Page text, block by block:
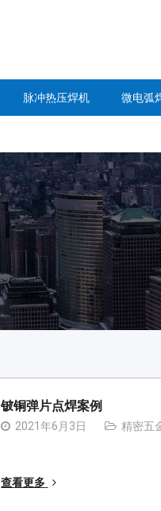
脉冲热压焊机 微电弧
铍铜弹片点焊案例
2021年6月3日 精密五
查看更多